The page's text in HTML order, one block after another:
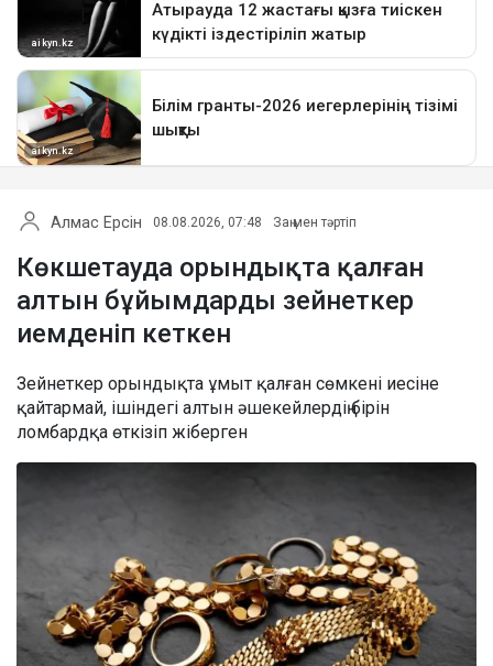
Алмас Ерсін 08.08.2026, 07:48 Заң мен тәртіп
Көкшетауда орындықта қалған
алтын бұйымдарды зейнеткер
иемденіп кеткен
Зейнеткер орындықта ұмыт қалған сөмкені иесіне
қайтармай, ішіндегі алтын әшекейлердің бірін
ломбардқа өткізіп жіберген